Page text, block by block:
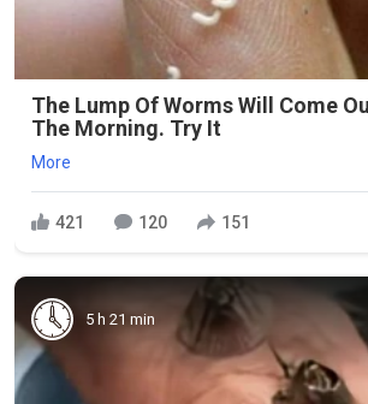
The Lump Of Worms Will Come
The Morning. Try It
More
421 120 151
5 h 21 min